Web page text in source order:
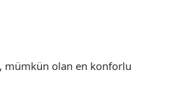
mümkün olan en konforlu